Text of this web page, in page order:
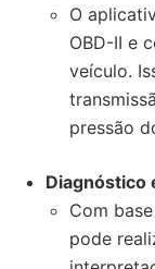
O
OBD-II e
veículo.
pressão
Diagnóstico
Com
pode